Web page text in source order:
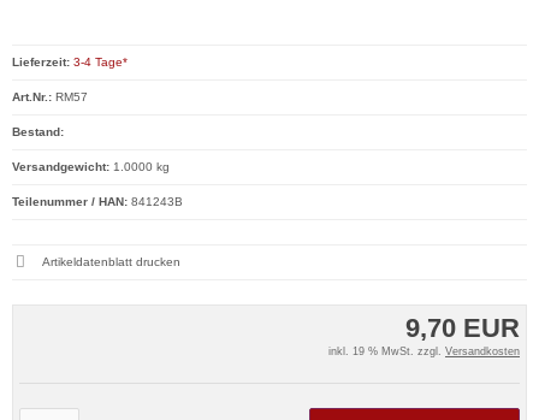
9,70 EUR
inkl. 19 % MwSt. zzgl. Versandkosten
Lieferzeit: 3-4 Tage*
Art.Nr.: RM57
Bestand:
Versandgewicht: 1.0000 kg
Teilenummer / HAN: 841243B
Artikeldatenblatt drucken